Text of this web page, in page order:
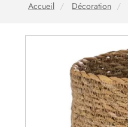
Accueil Décoration